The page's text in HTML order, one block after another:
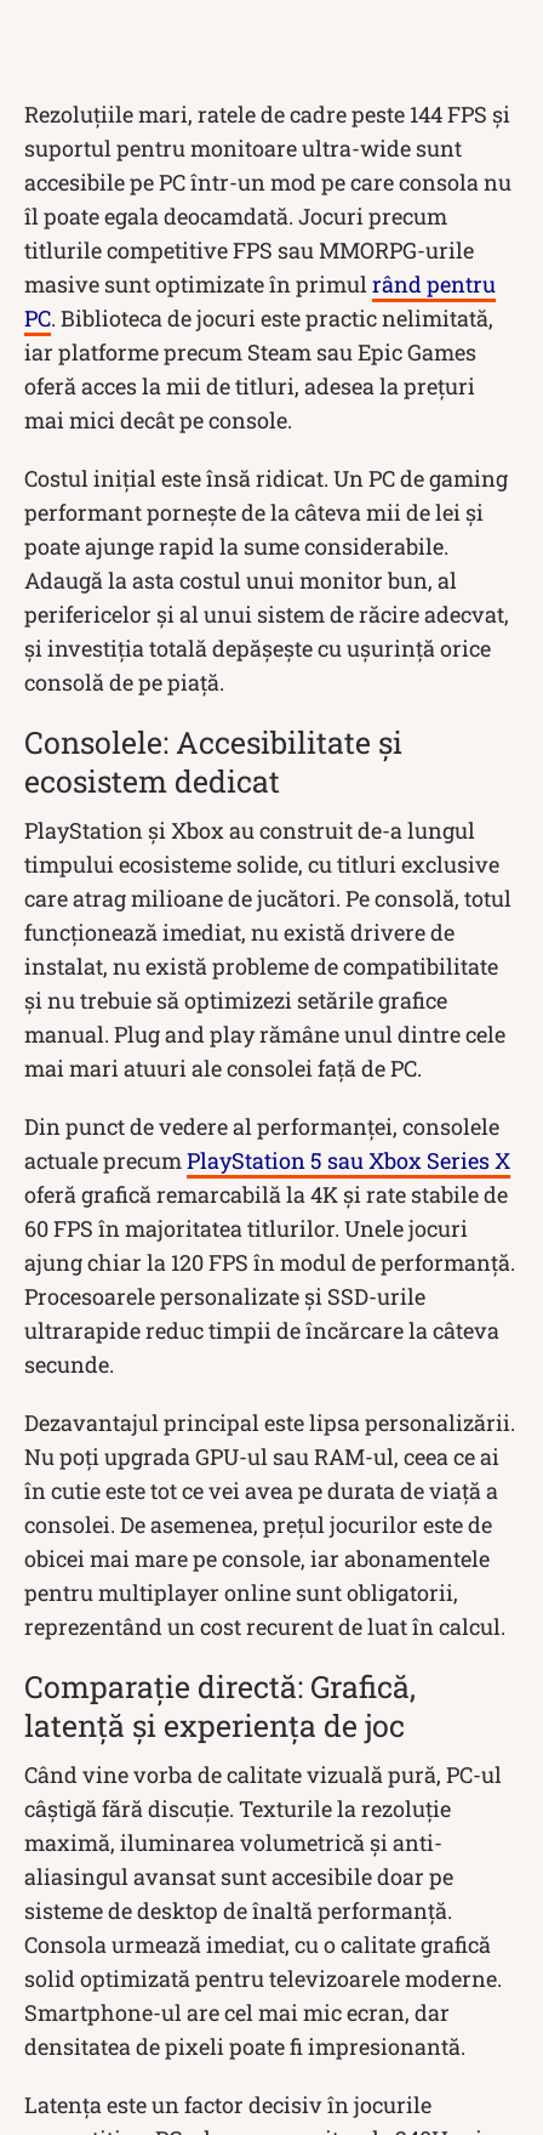
Rezoluțiile mari, ratele de cadre peste 144 FPS și
suportul pentru monitoare ultra-wide sunt
accesibile pe PC într-un mod pe care consola nu
îl poate egala deocamdată. Jocuri precum
titlurile competitive FPS sau MMORPG-urile
masive sunt optimizate în primul rând pentru
PC. Biblioteca de jocuri este practic nelimitată,
iar platforme precum Steam sau Epic Games
oferă acces la mii de titluri, adesea la prețuri
mai mici decât pe console.
Costul inițial este însă ridicat. Un PC de gaming
performant pornește de la câteva mii de lei și
poate ajunge rapid la sume considerabile.
Adaugă la asta costul unui monitor bun, al
perifericelor și al unui sistem de răcire adecvat,
și investiția totală depășește cu ușurință orice
consolă de pe piață.
Consolele: Accesibilitate și
ecosistem dedicat
PlayStation și Xbox au construit de-a lungul
timpului ecosisteme solide, cu titluri exclusive
care atrag milioane de jucători. Pe consolă, totul
funcționează imediat, nu există drivere de
instalat, nu există probleme de compatibilitate
și nu trebuie să optimizezi setările grafice
manual. Plug and play rămâne unul dintre cele
mai mari atuuri ale consolei față de PC.
Din punct de vedere al performanței, consolele
actuale precumPlayStation 5 sau Xbox Series X
oferă grafică remarcabilă la 4K și rate stabile de
60 FPS în majoritatea titlurilor. Unele jocuri
ajung chiar la 120 FPS în modul de performanță.
Procesoarele personalizate și SSD-urile
ultrarapide reduc timpii de încărcare la câteva
secunde.
Dezavantajul principal este lipsa personalizării.
Nu poți upgrada GPU-ul sau RAM-ul, ceea ce ai
în cutie este tot ce vei avea pe durata de viață a
consolei. De asemenea, prețul jocurilor este de
obicei mai mare pe console, iar abonamentele
pentru multiplayer online sunt obligatorii,
reprezentând un cost recurent de luat în calcul.
Comparație directă: Grafică,
latență și experiența de joc
Când vine vorba de calitate vizuală pură, PC-ul
câștigă fără discuție. Texturile la rezoluție
maximă, iluminarea volumetrică și anti-
aliasingul avansat sunt accesibile doar pe
sisteme de desktop de înaltă performanță.
Consola urmează imediat, cu o calitate grafică
solid optimizată pentru televizoarele moderne.
Smartphone-ul are cel mai mic ecran, dar
densitatea de pixeli poate fi impresionantă.
Latența este un factor decisiv în jocurile